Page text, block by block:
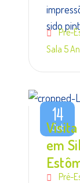
sidoPré-
Sala 5
14
Out
em
Pré-